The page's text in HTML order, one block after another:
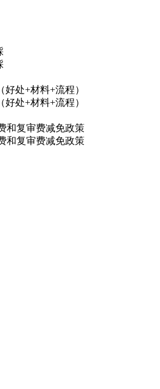
处+材料+流程）
处+材料+流程）
和复审费减免政策
和复审费减免政策